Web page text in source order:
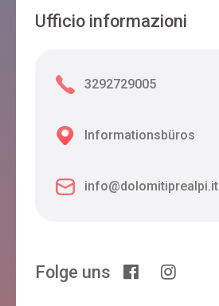
Ufficio informazioni
3292729005
Informationsbüros
info@dolomitiprealpi.it
Folge uns